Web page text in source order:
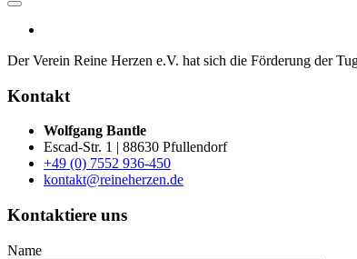
Der Verein Reine Herzen e.V. hat sich die För­der­ung der
Kontakt
Wolfgang Bantle
Escad-Str. 1 | 88630 Pfullendorf
+49 (0) 7552 936-450
kontakt@reineherzen.de
Kontaktiere uns
Name